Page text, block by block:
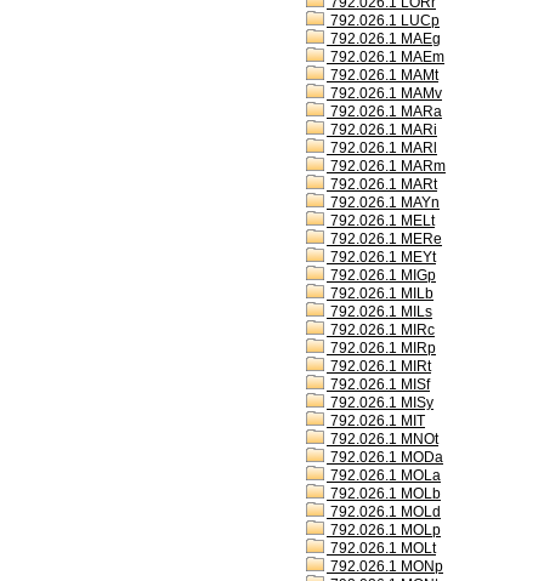
792.026.1 LUCp
792.026.1 MAEg
792.026.1 MAEm
792.026.1 MAMt
792.026.1 MAMv
792.026.1 MARa
792.026.1 MARi
792.026.1 MARl
792.026.1 MARm
792.026.1 MARt
792.026.1 MAYn
792.026.1 MELt
792.026.1 MERe
792.026.1 MEYt
792.026.1 MIGp
792.026.1 MILb
792.026.1 MILs
792.026.1 MIRc
792.026.1 MIRp
792.026.1 MIRt
792.026.1 MISf
792.026.1 MISy
792.026.1 MIT
792.026.1 MNOt
792.026.1 MODa
792.026.1 MOLa
792.026.1 MOLb
792.026.1 MOLd
792.026.1 MOLp
792.026.1 MOLt
792.026.1 MONp